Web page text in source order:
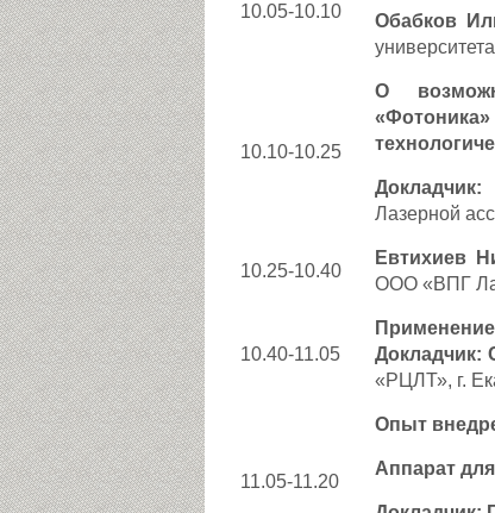
10.05-10.10 Обабков
университета
10.10-10.25
О
Докладчик:
Лазерной
10.25-10.40
Евтихиев
ООО «ВПГ
10.40-11.05
Докладчик:
«РЦЛТ», г.
11.05-11.20
Опыт
Аппарат